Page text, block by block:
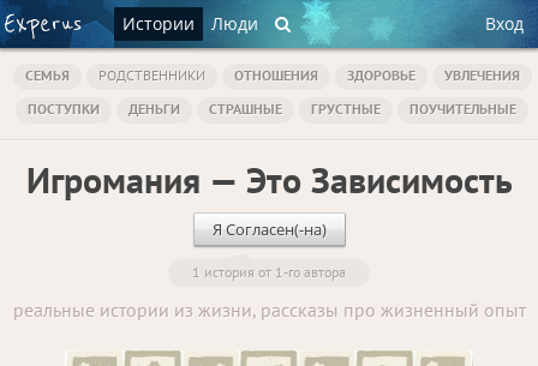
Истории Люди Вход
СЕМЬЯ РОДСТВЕННИКИ ОТНОШЕНИЯ ЗДОРОВЬЕ
УВЛЕЧЕНИЯ
ПОСТУПКИ
ДЕНЬГИ СТРАШНЫЕ ГРУСТНЫЕ ПОУЧИТЕЛЬНЫЕ
Игромания — Это Зависимость
Я Согласен(-на)
1 история от 1-го автора
реальные истории из жизни, рассказы про жизненный опыт